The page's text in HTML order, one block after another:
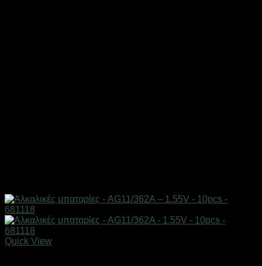
Quick View